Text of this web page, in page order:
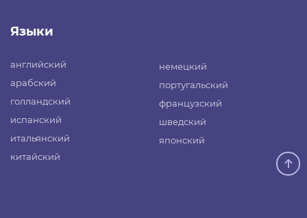
Языки
английский
арабский
голландский
испанский
итальянский
китайский
немецкий
португальский
французский
шведский
японский